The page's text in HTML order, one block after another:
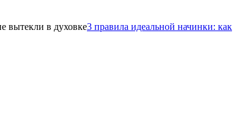
3 правила идеальной начинки: как